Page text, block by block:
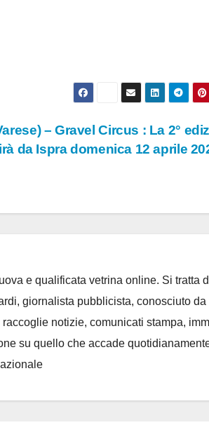
– Gravel Circus : La 2°
da Ispra domenica 12 aprile
e qualificata vetrina online. Si tratta
giornalista pubblicista, conosciuto da
notizie, comunicati stampa,
su quello che accade